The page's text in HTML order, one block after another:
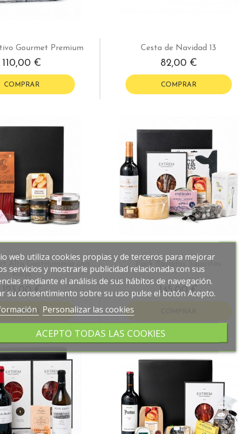
Gourmet Premium
110,00 €
COMPRAR
Cesta de Navidad 13
82,00 €
COMPRAR
Alta Gastronomía con
Rioja
123,00 €
COMPRAR
Pack Bocados Sibaritas
145,00 €
web utiliza cookies propias y de terceros para mejorar
servicios y mostrarle publicidad relacionada con sus
mediante el análisis de sus hábitos de navegación.
su consentimiento sobre su uso pulse el botón Acepto.
Personalizar las cookies
ACEPTO TODAS LAS COOKIES